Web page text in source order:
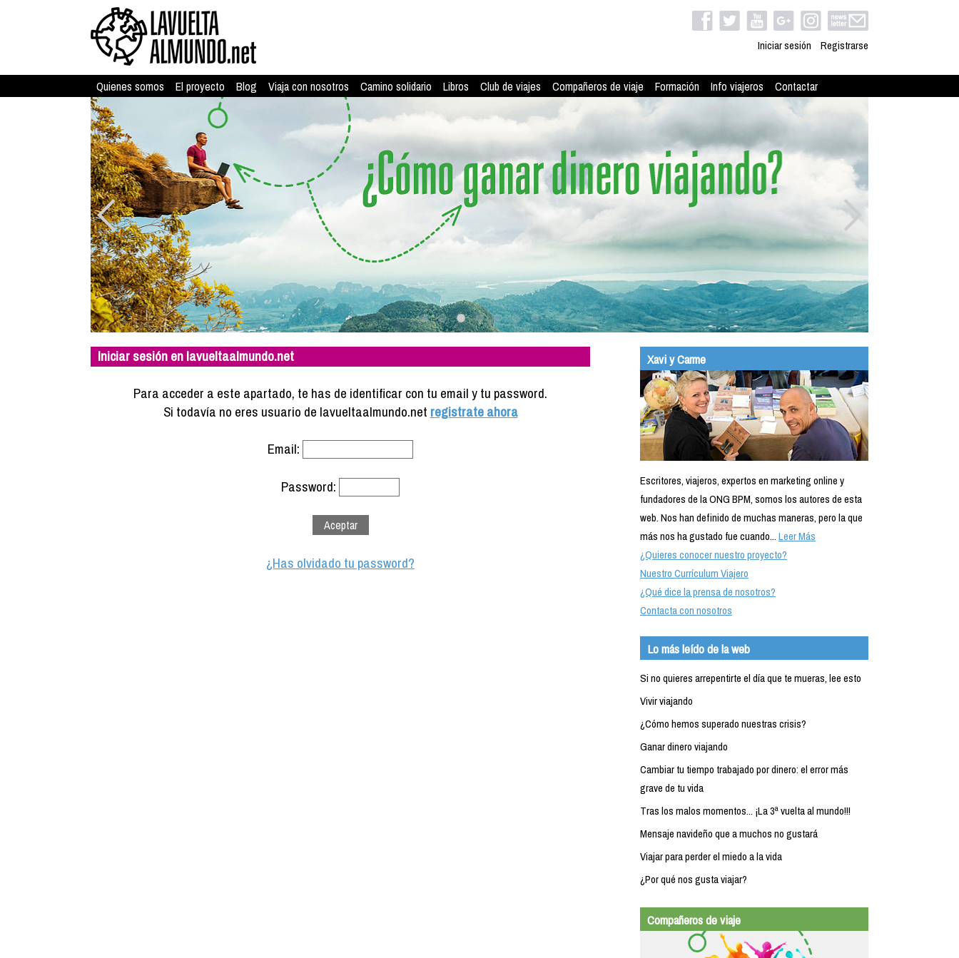
Iniciar sesión Registrarse
Quienes somos El proyecto Blog Viaja con nosotros Camino solidario Libros Club de viajes Compañeros de viaje Formación Info viajeros Contactar
Iniciar sesión en lavueltaalmundo.net
Para acceder a este apartado, te has de identificar con tu email y tu password.
Si todavía no eres usuario de lavueltaalmundo.net registrate ahora
Email:
Password:
¿Has olvidado tu password?
Xavi y Carme
Escritores, viajeros, expertos en marketing online y
fundadores de la ONG BPM, somos los autores de esta
web. Nos han definido de muchas maneras, pero la que
más nos ha gustado fue cuando...Leer Más
¿Quieres conocer nuestro proyecto?
Nuestro Currículum Viajero
¿Qué dice la prensa de nosotros?
Contacta con nosotros
Lo más leído de la web
Si no quieres arrepentirte el día que te mueras, lee esto
Vivir viajando
¿Cómo hemos superado nuestras crisis?
Ganar dinero viajando
Cambiar tu tiempo trabajado por dinero: el error más
grave de tu vida
Tras los malos momentos... ¡La 3ª vuelta al mundo!!!
Mensaje navideño que a muchos no gustará
Viajar para perder el miedo a la vida
¿Por qué nos gusta viajar?
Compañeros de viaje